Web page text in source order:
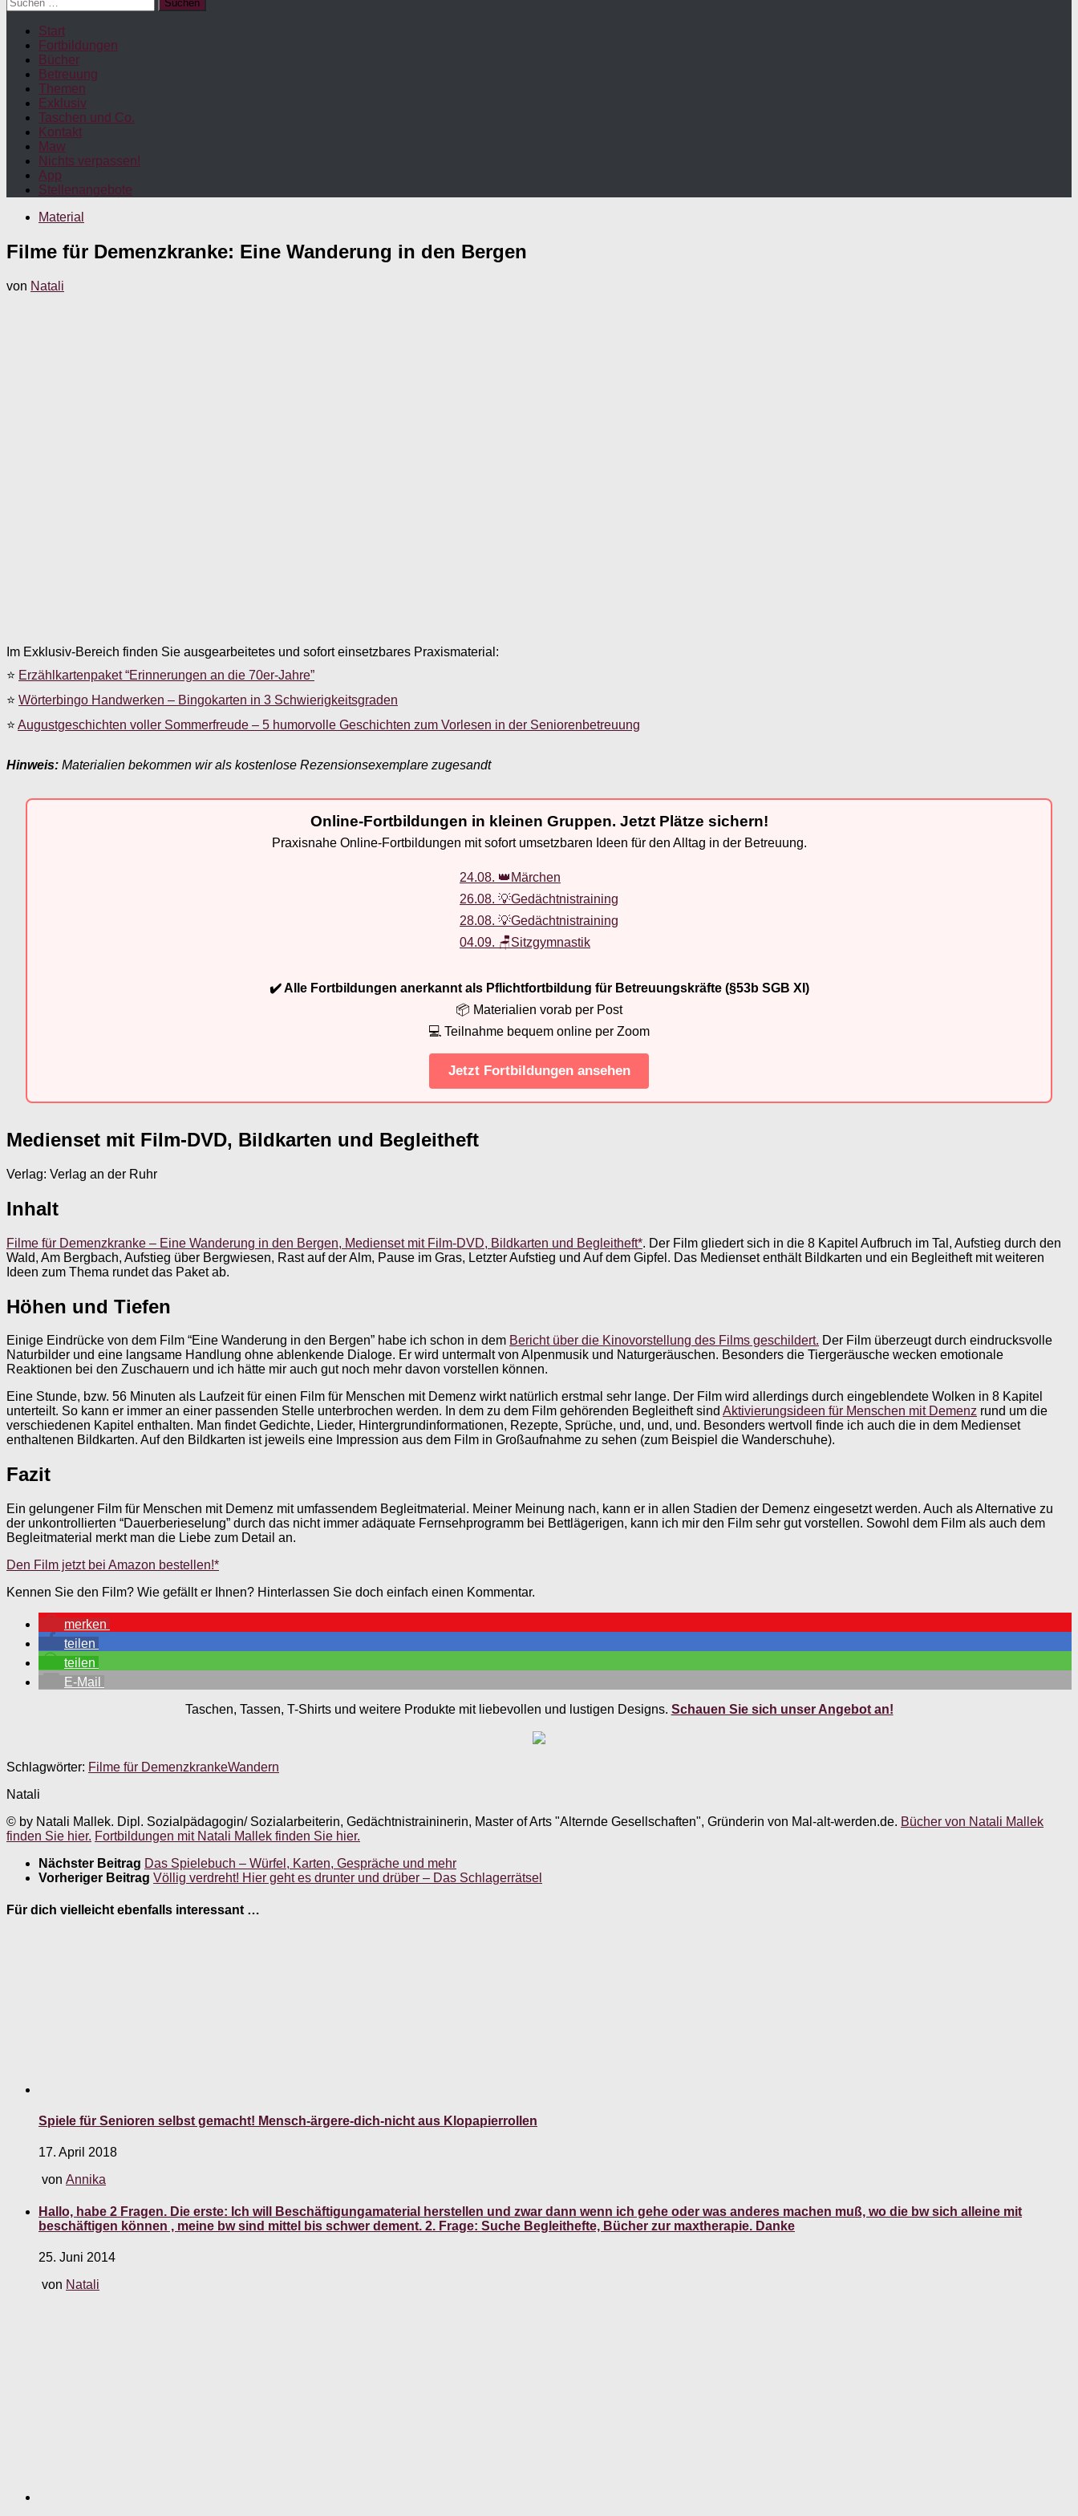
nach:
Start
Fortbildungen
Bücher
Betreuung
Themen
Exklusiv
Taschen und Co.
Kontakt
Maw
Nichts verpassen!
App
Stellenangebote
Material
Filme für Demenzkranke: Eine Wanderung in den Bergen
von Natali
Im Exklusiv-Bereich finden Sie ausgearbeitetes und sofort einsetzbares Praxismaterial:
⭐ Erzählkartenpaket “Erinnerungen an die 70er-Jahre”
⭐ Wörterbingo Handwerken – Bingokarten in 3 Schwierigkeitsgraden
⭐ Augustgeschichten voller Sommerfreude – 5 humorvolle Geschichten zum Vorlesen in der Seniorenbetreuung
Hinweis: Materialien bekommen wir als kostenlose Rezensionsexemplare zugesandt
Online-Fortbildungen in kleinen Gruppen. Jetzt Plätze sichern!
Praxisnahe Online-Fortbildungen mit sofort umsetzbaren Ideen für den Alltag in der Betreuung.
24.08. 👑Märchen
26.08. 💡Gedächtnistraining
28.08. 💡Gedächtnistraining
04.09. 🪑Sitzgymnastik
✔️ Alle Fortbildungen anerkannt als Pflichtfortbildung für Betreuungskräfte (§53b SGB XI)
📦 Materialien vorab per Post
💻 Teilnahme bequem online per Zoom
Jetzt Fortbildungen ansehen
Medienset mit Film-DVD, Bildkarten und Begleitheft
Verlag: Verlag an der Ruhr
Inhalt
Filme für Demenzkranke – Eine Wanderung in den Bergen, Medienset mit Film-DVD, Bildkarten und Begleitheft*. Der Film gliedert sich in die 8 Kapitel Aufbruch im Tal, Aufstieg durch den
Wald, Am Bergbach, Aufstieg über Bergwiesen, Rast auf der Alm, Pause im Gras, Letzter Aufstieg und Auf dem Gipfel. Das Medienset enthält Bildkarten und ein Begleitheft mit weiteren
Ideen zum Thema rundet das Paket ab.
Höhen und Tiefen
Einige Eindrücke von dem Film “Eine Wanderung in den Bergen” habe ich schon in dem Bericht über die Kinovorstellung des Films geschildert. Der Film überzeugt durch eindrucksvolle
Naturbilder und eine langsame Handlung ohne ablenkende Dialoge. Er wird untermalt von Alpenmusik und Naturgeräuschen. Besonders die Tiergeräusche wecken emotionale
Reaktionen bei den Zuschauern und ich hätte mir auch gut noch mehr davon vorstellen können.
Eine Stunde, bzw. 56 Minuten als Laufzeit für einen Film für Menschen mit Demenz wirkt natürlich erstmal sehr lange. Der Film wird allerdings durch eingeblendete Wolken in 8 Kapitel
unterteilt. So kann er immer an einer passenden Stelle unterbrochen werden. In dem zu dem Film gehörenden Begleitheft sind Aktivierungsideen für Menschen mit Demenz rund um die
verschiedenen Kapitel enthalten. Man findet Gedichte, Lieder, Hintergrundinformationen, Rezepte, Sprüche, und, und, und. Besonders wertvoll finde ich auch die in dem Medienset
enthaltenen Bildkarten. Auf den Bildkarten ist jeweils eine Impression aus dem Film in Großaufnahme zu sehen (zum Beispiel die Wanderschuhe).
Fazit
Ein gelungener Film für Menschen mit Demenz mit umfassendem Begleitmaterial. Meiner Meinung nach, kann er in allen Stadien der Demenz eingesetzt werden. Auch als Alternative zu
der unkontrollierten “Dauerberieselung” durch das nicht immer adäquate Fernsehprogramm bei Bettlägerigen, kann ich mir den Film sehr gut vorstellen. Sowohl dem Film als auch dem
Begleitmaterial merkt man die Liebe zum Detail an.
Den Film jetzt bei Amazon bestellen!*
Kennen Sie den Film? Wie gefällt er Ihnen? Hinterlassen Sie doch einfach einen Kommentar.
merken
teilen
teilen
E-Mail
Taschen, Tassen, T-Shirts und weitere Produkte mit liebevollen und lustigen Designs. Schauen Sie sich unser Angebot an!
Schlagwörter: Filme für DemenzkrankeWandern
Natali
© by Natali Mallek. Dipl. Sozialpädagogin/ Sozialarbeiterin, Gedächtnistraininerin, Master of Arts "Alternde Gesellschaften", Gründerin von Mal-alt-werden.de. Bücher von Natali Mallek
finden Sie hier. Fortbildungen mit Natali Mallek finden Sie hier.
Nächster Beitrag Das Spielebuch – Würfel, Karten, Gespräche und mehr
Vorheriger Beitrag Völlig verdreht! Hier geht es drunter und drüber – Das Schlagerrätsel
Für dich vielleicht ebenfalls interessant …
Spiele für Senioren selbst gemacht! Mensch-ärgere-dich-nicht aus Klopapierrollen
17. April 2018
von Annika
Hallo, habe 2 Fragen. Die erste: Ich will Beschäftigungamaterial herstellen und zwar dann wenn ich gehe oder was anderes machen muß, wo die bw sich alleine mit
beschäftigen können , meine bw sind mittel bis schwer dement. 2. Frage: Suche Begleithefte, Bücher zur maxtherapie. Danke
25. Juni 2014
von Natali